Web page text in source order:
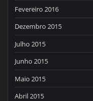
Fevereiro 2016
Dezembro 2015
Julho 2015
Junho 2015
Maio 2015
Abril 2015